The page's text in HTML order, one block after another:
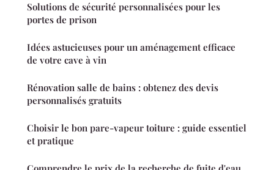
Solutions de sécurité personnalisées pour les
portes de prison
Idées astucieuses pour un aménagement efficace
de votre cave à vin
Rénovation salle de bains : obtenez des devis
personnalisés gratuits
Choisir le bon pare-vapeur toiture : guide essentiel
et pratique